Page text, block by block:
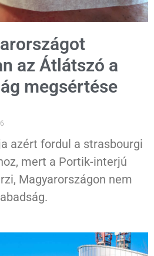
az Átlátszó a
megsértése
azért fordul a strasbourgi
mert a Portik-interjú
Magyarországon nem